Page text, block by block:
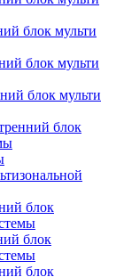
блок мульти
блок мульти
блок мульти
блок
блок
блок
блок